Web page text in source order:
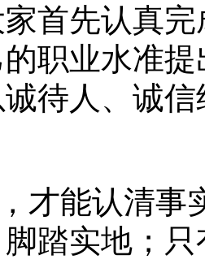
首先认真
职业水准
待人、诚信
才能认清事
踏实地；